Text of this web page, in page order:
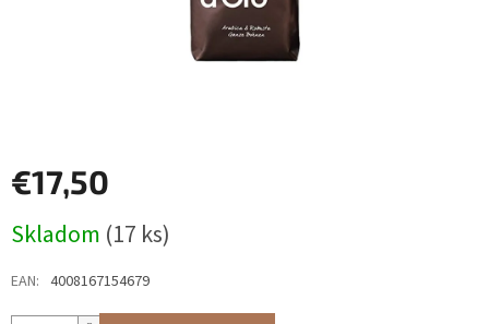
€17,50
cena:
Skladom (17 ks)
EAN: 4008167154679